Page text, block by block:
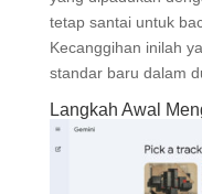
tetap santai untuk
Kecanggihan inilah
standar baru dalam
Langkah Awal